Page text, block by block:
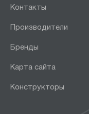
Контакты
Производители
Бренды
Карта сайта
Конструкторы